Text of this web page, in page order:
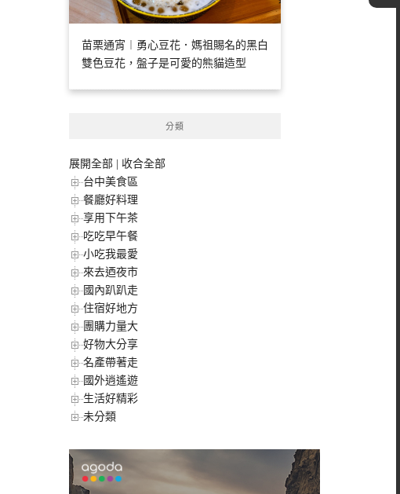
苗栗通宵︱勇心豆花．媽祖賜名的黑白
雙色豆花，盤子是可愛的熊貓造型
分類
展開全部
收合全部
台中美食區
餐廳好料理
享用下午茶
吃吃早午餐
小吃我最愛
來去迺夜市
國內趴趴走
住宿好地方
團購力量大
好物大分享
名產帶著走
國外逍遙遊
生活好精彩
未分類